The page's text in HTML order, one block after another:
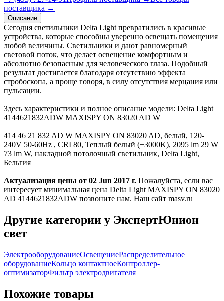
поставщика →
Описание
Сегодня светильники Delta Light превратились в красивые
устройства, которые способны уверенно освещать помещения
любой величины. Светильники и дают равномерный
световой поток, что делает освещение комфортным и
абсолютно безопасным для человеческого глаза. Подобный
результат достигается благодаря отсутствию эффекта
стробоскопа, а проще говоря, в силу отсутствия мерцания или
пульсации.
Здесь характеристики и полное описание модели: Delta Light
4144621832ADW MAXISPY ON 83020 AD W
414 46 21 832 AD W MAXISPY ON 83020 AD, белый, 120-
240V 50-60Hz , CRI 80, Теплый белый (+3000K), 2095 lm 29 W
73 lm W, накладной потолочный светильник, Delta Light,
Бельгия
Актуализация цены от 02 Jun 2017 г. Пожалуйста, если вас
интересует минимальная цена Delta Light MAXISPY ON 83020
AD 4144621832ADW позвоните нам. Наш сайт masv.ru
Другие категории у ЭкспертЮнион
свет
ЭлектрооборудованиеОсвещениеРаспределительное
оборудованиеКольцо контактноеКонтроллер-
оптимизаторФильтр электродвигателя
Похожие товары